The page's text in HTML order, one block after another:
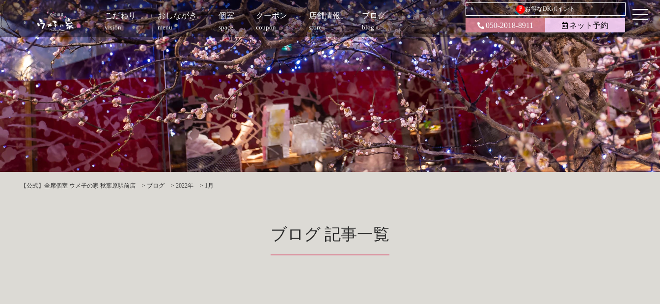
こだわり
vision
おしながき
menu
個室
space
クーポン
coupon
店舗情報
store
ブログ
blog
P お得なDKポイント
050-2018-8911 ネット予約
【公式】全席個室 ウメ子の家 秋葉原駅前店 > ブログ > 2022年 > 1月
ブログ 記事一覧